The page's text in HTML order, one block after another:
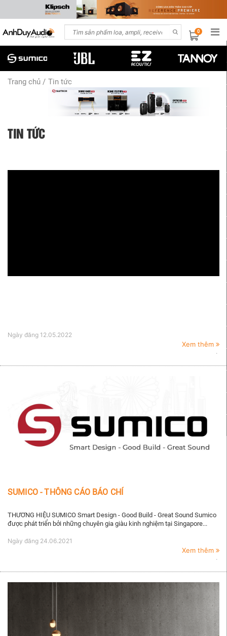
0
Trang chủ / Tin tức
TIN TỨC
Ngày đăng 12.05.2022
Xem thêm
SUMICO - THÔNG CÁO BÁO CHÍ
THƯƠNG HIỆU SUMICO Smart Design - Good Build - Great Sound Sumico
được phát triển bởi những chuyên gia giàu kinh nghiệm tại Singapore...
Ngày đăng 24.06.2021
Xem thêm